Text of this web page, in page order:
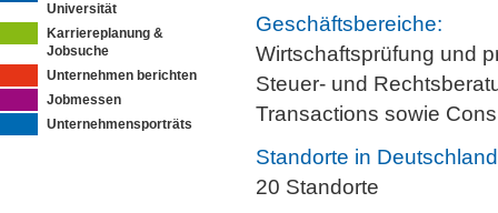
Universität
Karriereplanung &
Jobsuche
Unternehmen berichten
Jobmessen
Unternehmensporträts
Geschäftsbereiche:
Wirtschaftsprüfung und
Steuer- und
Transactions sowie
Standorte in
20 Standorte